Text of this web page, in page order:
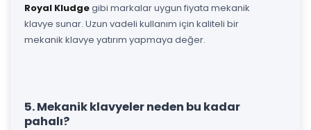
Royal Kludgegibi markalar uygun fiyata mekanik
klavye sunar. Uzun vadeli kullanım için kaliteli bir
mekanik klavye yatırım yapmaya değer.
5. Mekanik klavyeler neden bu kadar
pahalı?